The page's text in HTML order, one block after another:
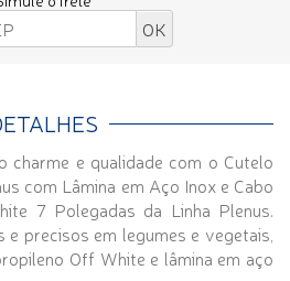
charme e qualidade com o Cutelo
com Lâmina em Aço Inox e Cabo
7 Polegadas da Linha Plenus.
precisos em legumes e vegetais,
Off White e lâmina em aço